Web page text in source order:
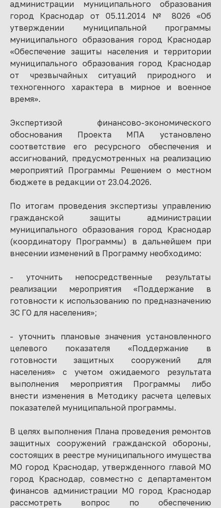
администрации муниципального образования
город Краснодар от 05.11.2014 № 8026 «Об
утверждении муниципальной программы
муниципального образования город Краснодар
«Обеспечение защиты населения и территории
муниципального образования город Краснодар
от чрезвычайных ситуаций природного и
техногенного характера в мирное и военное
время».
Экспертизой финансово-экономического
обоснования Проекта МПА установлено
соответствие его ресурсного обеспечения и
ассигнований, предусмотренных на реализацию
мероприятий Программы Решением о местном
бюджете в редакции от 23.04.2026.
По итогам проведения экспертизы управлению
гражданской защиты администрации
муниципального образования город Краснодар
(координатору Программы) в дальнейшем при
внесении изменений в Программу необходимо:
- уточнить непосредственные результаты
реализации мероприятия «Поддержание в
готовности к использованию по предназначению
ЗС ГО для населения»;
- уточнить плановые значения установленного
целевого показателя «Поддержание в
готовности защитных сооружений для
населения» с учетом ожидаемого результата
выполнения мероприятия Программы либо
внести изменения в Методику расчета целевых
показателей муниципальной программы.
В целях выполнения Плана проведения ремонтов
защитных сооружений гражданской обороны,
состоящих в реестре муниципального имущества
МО город Краснодар, утвержденного главой МО
город Краснодар, совместно с департаментом
финансов администрации МО город Краснодар
рассмотреть вопрос по обеспечению